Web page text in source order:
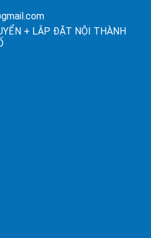
+ LẮP ĐẶT NỘI THÀNH